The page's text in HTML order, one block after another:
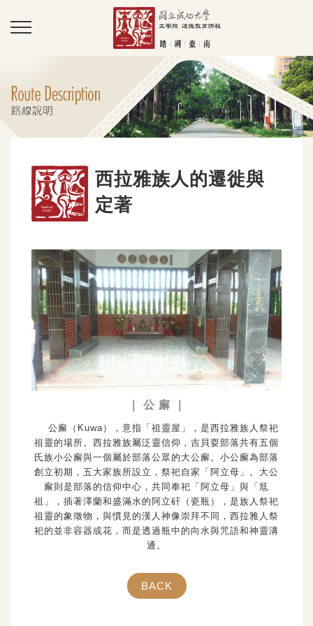
西拉雅族人的遷徙與
定著
｜ 公 廨 ｜
公廨（Kuwa），意指「祖靈屋」，是西拉雅族人祭祀
祖靈的場所。西拉雅族屬泛靈信仰，吉貝耍部落共有五個
氏族小公廨與一個屬於部落公眾的大公廨。小公廨為部落
創立初期，五大家族所設立，祭祀自家「阿立母」。大公
廨則是部落的信仰中心，共同奉祀「阿立母」與「尪
祖」，插著澤蘭和盛滿水的阿立矸（瓷瓶），是族人祭祀
祖靈的象徵物，與慣見的漢人神像崇拜不同，西拉雅人祭
祀的並非容器或花，而是透過瓶中的向水與咒語和神靈溝
通。
BACK